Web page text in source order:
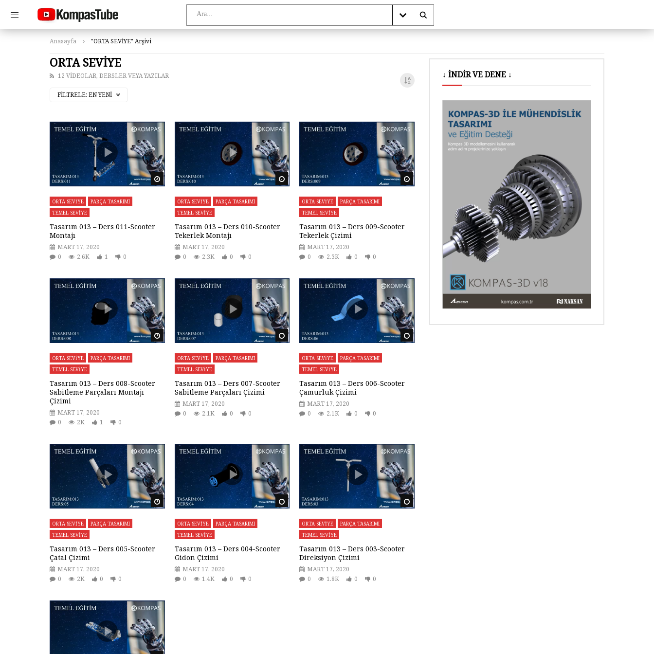
Anasayfa "ORTA SEVİYE" Arşivi
ORTA SEVİYE
12 VIDEOLAR, DERSLER VEYA YAZILAR
FILTRELE: EN YENI
Daha sonra izle
ORTA SEVİYE
PARÇA TASARIMI
TEMEL SEVİYE
Tasarım 013 – Ders 011-Scooter
Montajı
MART 17, 2020
0
2.6K 1 0
Daha sonra izle
ORTA SEVİYE
PARÇA TASARIMI
TEMEL SEVİYE
Tasarım 013 – Ders 010-Scooter
Tekerlek Montajı
MART 17, 2020
0
2.3K 0 0
Daha sonra izle
ORTA SEVİYE
PARÇA TASARIMI
TEMEL SEVİYE
Tasarım 013 – Ders 009-Scooter
Tekerlek Çizimi
MART 17, 2020
0
2.3K 0 0
Daha sonra izle
ORTA SEVİYE
PARÇA TASARIMI
TEMEL SEVİYE
Tasarım 013 – Ders 008-Scooter
Sabitleme Parçaları Montajı
Çizimi
MART 17, 2020
0
2K 1 0
Daha sonra izle
ORTA SEVİYE
PARÇA TASARIMI
TEMEL SEVİYE
Tasarım 013 – Ders 007-Scooter
Sabitleme Parçaları Çizimi
MART 17, 2020
0
2.1K 0 0
Daha sonra izle
ORTA SEVİYE
PARÇA TASARIMI
TEMEL SEVİYE
Tasarım 013 – Ders 006-Scooter
Çamurluk Çizimi
MART 17, 2020
0
2.1K 0 0
Daha sonra izle
ORTA SEVİYE
PARÇA TASARIMI
TEMEL SEVİYE
Tasarım 013 – Ders 005-Scooter
Çatal Çizimi
MART 17, 2020
0
2K 0 0
Daha sonra izle
ORTA SEVİYE
PARÇA TASARIMI
TEMEL SEVİYE
Tasarım 013 – Ders 004-Scooter
Gidon Çizimi
MART 17, 2020
0
1.4K 0 0
Daha sonra izle
ORTA SEVİYE
PARÇA TASARIMI
TEMEL SEVİYE
Tasarım 013 – Ders 003-Scooter
Direksiyon Çizimi
MART 17, 2020
0
1.8K 0 0
↓ İNDİR VE DENE ↓